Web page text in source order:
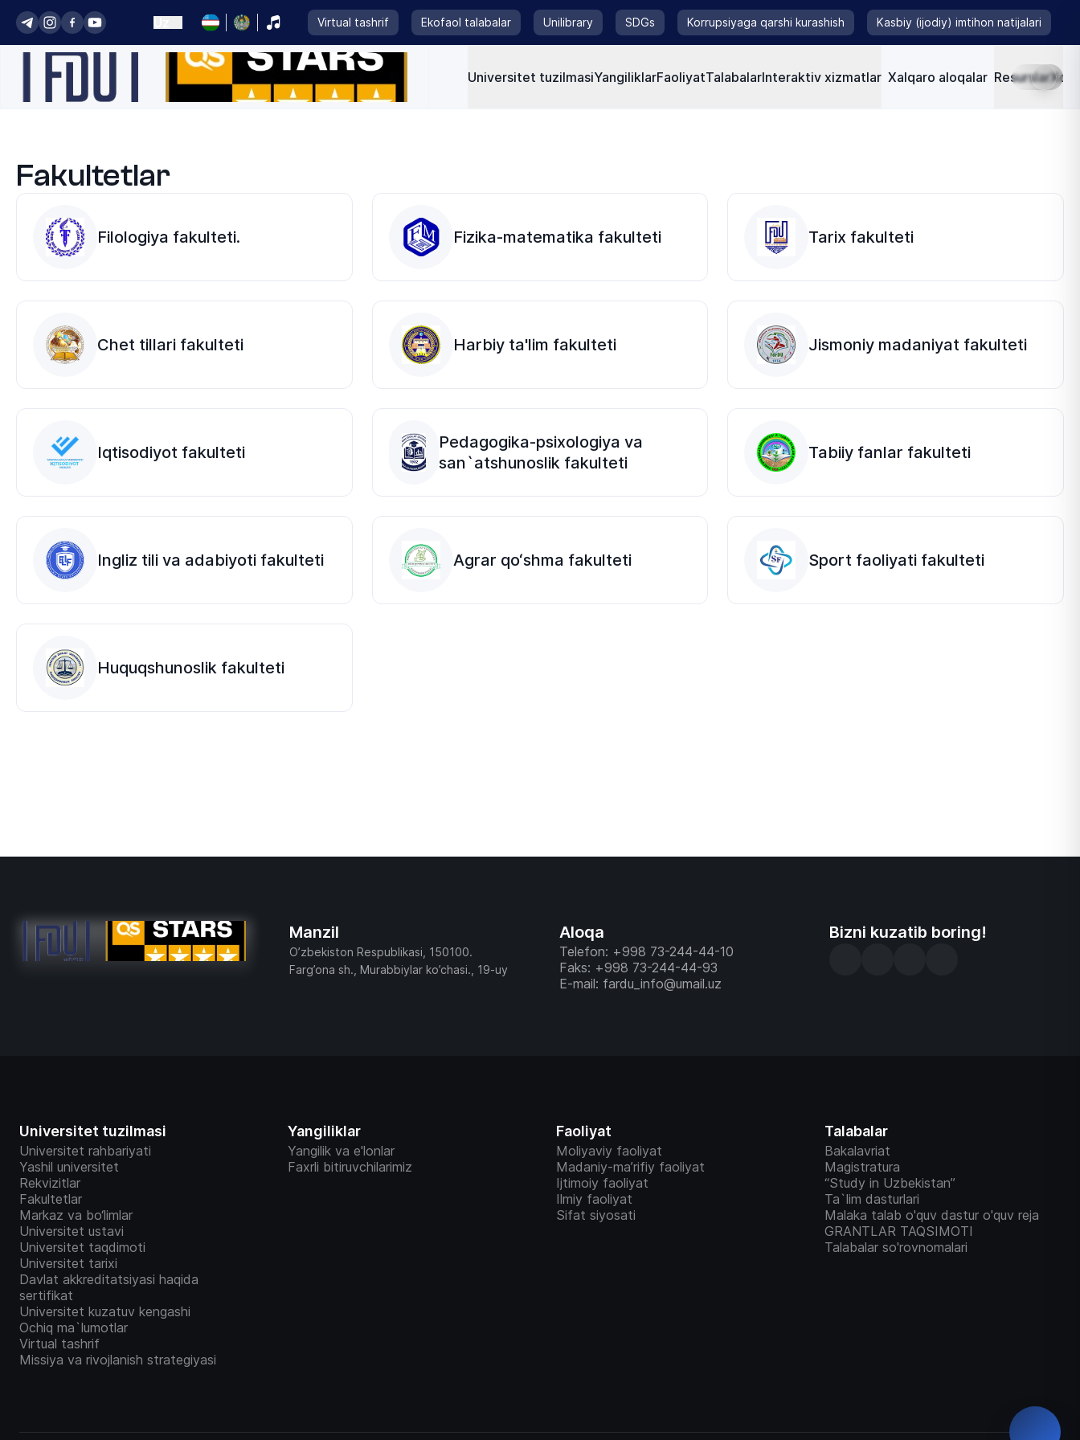
Virtual tashrif Ekofaol talabalar Unilibrary SDGs Korrupsiyaga qarshi kurashish Kasbiy (ijodiy) imtihon natijalari
Universitet tuzilmasiYangiliklarFaoliyatTalabalarInteraktiv xizmatlar Xalqaro aloqalar Resurslar
Fakultetlar
Filologiya fakulteti. Fizika-matematika fakulteti Tarix fakulteti
Chet tillari fakulteti Harbiy ta'lim fakulteti Jismoniy madaniyat fakulteti
Iqtisodiyot fakulteti
Pedagogika-psixologiya va
san`atshunoslik fakulteti
Tabiiy fanlar fakulteti
​Ingliz tili va adabiyoti fakulteti Agrar qo‘shma fakulteti Sport faoliyati fakulteti
Huquqshunoslik fakulteti
Manzil
O’zbekiston Respublikasi, 150100.
Farg’ona sh., Murabbiylar ko’chasi., 19-uy
Aloqa
Telefon: +998 73-244-44-10
Faks: +998 73-244-44-93
E-mail: fardu_info@umail.uz
Bizni kuzatib boring!
Universitet tuzilmasi
Universitet rahbariyati
Yashil universitet
Rekvizitlar
Fakultetlar
Markaz va bo‘limlar
Universitet ustavi
Universitet taqdimoti
Universitet tarixi
Davlat akkreditatsiyasi haqida
sertifikat
Universitet kuzatuv kengashi
Ochiq ma`lumotlar
Virtual tashrif
Missiya va rivojlanish strategiyasi
Yangiliklar
Yangilik va e'lonlar
Faxrli bitiruvchilarimiz
Faoliyat
Moliyaviy faoliyat
Madaniy-ma’rifiy faoliyat
Ijtimoiy faoliyat
Ilmiy faoliyat
Sifat siyosati
Talabalar
Bakalavriat
Magistratura
“Study in Uzbekistan”
Ta`lim dasturlari
Malaka talab o'quv dastur o'quv reja
GRANTLAR TAQSIMOTI
Talabalar so'rovnomalari